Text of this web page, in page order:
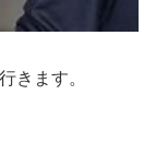
きます。